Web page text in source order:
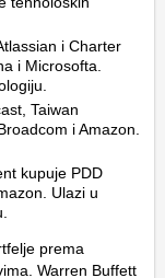
i Charter
i Microsofta.
Taiwan
i Amazon.
kupuje PDD
Ulazi u
prema
Warren Buffett